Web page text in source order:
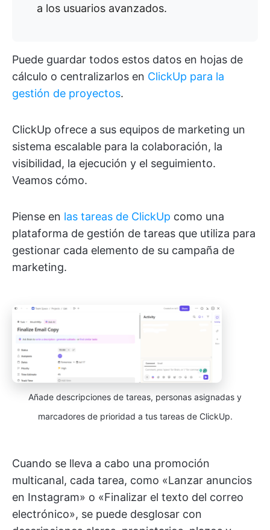
a los usuarios avanzados.
Puede guardar todos estos datos en hojas de
cálculo o centralizarlos en ClickUp para la
gestión de proyectos.
ClickUp ofrece a sus equipos de marketing un
sistema escalable para la colaboración, la
visibilidad, la ejecución y el seguimiento.
Veamos cómo.
Piense en las tareas de ClickUp como una
plataforma de gestión de tareas que utiliza para
gestionar cada elemento de su campaña de
marketing.
Añade descripciones de tareas, personas asignadas y
marcadores de prioridad a tus tareas de ClickUp.
Cuando se lleva a cabo una promoción
multicanal, cada tarea, como «Lanzar anuncios
en Instagram» o «Finalizar el texto del correo
electrónico», se puede desglosar con